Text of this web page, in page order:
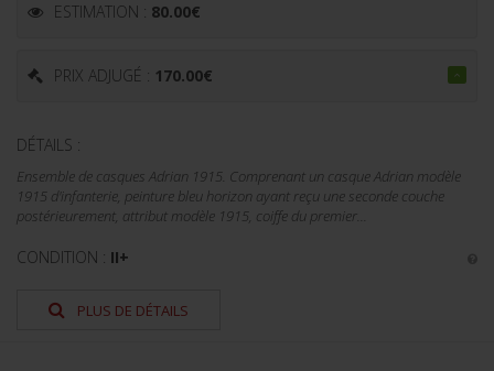
ESTIMATION : 80.00€
PRIX ADJUGÉ : 170.00€
DÉTAILS :
Ensemble de casques Adrian 1915. Comprenant un casque Adrian modèle
1915 d'infanterie, peinture bleu horizon ayant reçu une seconde couche
postérieurement, attribut modèle 1915, coiffe du premier...
CONDITION : II+
PLUS DE DÉTAILS